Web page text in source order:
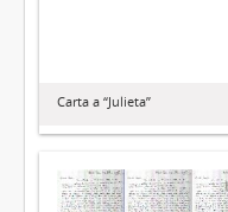
Carta a “Julieta”